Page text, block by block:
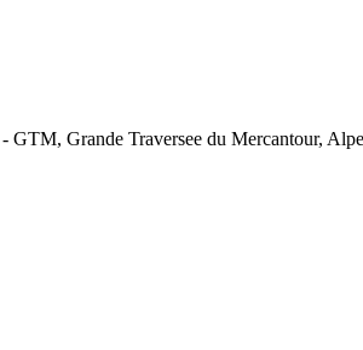
Grande Traversee du Mercantour,